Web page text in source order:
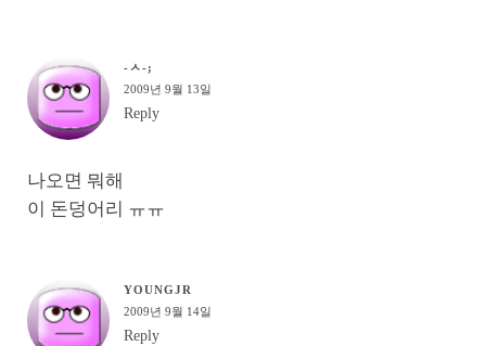
-ㅅ-;
2009년 9월 13일
Reply
나오면 뭐해
이 돈덩어리 ㅠㅠ
YOUNGJR
2009년 9월 14일
Reply